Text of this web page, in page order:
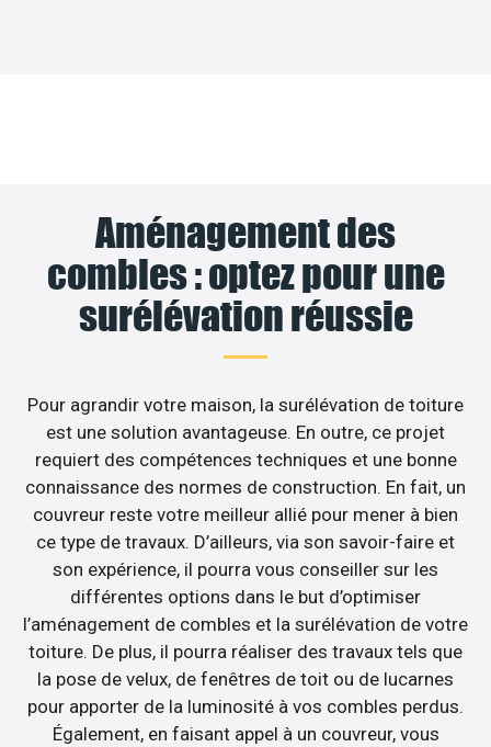
Aménagement des
combles : optez pour une
surélévation réussie
Pour agrandir votre maison, la surélévation de toiture
est une solution avantageuse. En outre, ce projet
requiert des compétences techniques et une bonne
connaissance des normes de construction. En fait, un
couvreur reste votre meilleur allié pour mener à bien
ce type de travaux. D’ailleurs, via son savoir-faire et
son expérience, il pourra vous conseiller sur les
différentes options dans le but d’optimiser
l’aménagement de combles et la surélévation de votre
toiture. De plus, il pourra réaliser des travaux tels que
la pose de velux, de fenêtres de toit ou de lucarnes
pour apporter de la luminosité à vos combles perdus.
Également, en faisant appel à un couvreur, vous